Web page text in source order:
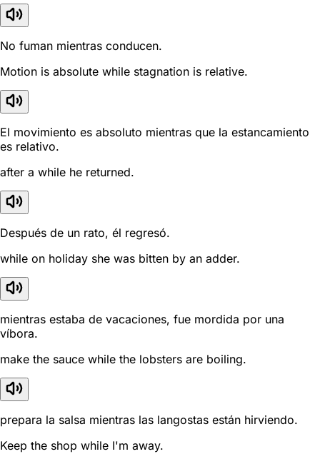
No fuman mientras conducen.
Motion is absolute while stagnation is relative.
El movimiento es absoluto mientras que la estancamiento
es relativo.
after a while he returned.
Después de un rato, él regresó.
while on holiday she was bitten by an adder.
mientras estaba de vacaciones, fue mordida por una
víbora.
make the sauce while the lobsters are boiling.
prepara la salsa mientras las langostas están hirviendo.
Keep the shop while I'm away.